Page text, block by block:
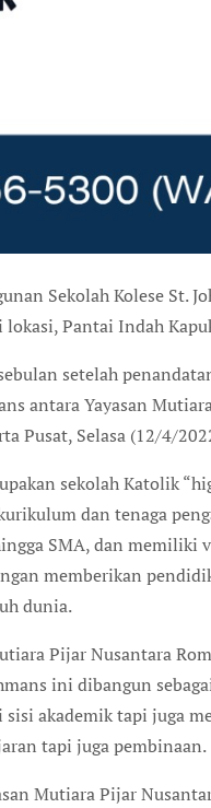
Sekolah Kolese St.
Pantai Indah
setelah
antara Yayasan
Pusat, Selasa (12/4/
sekolah Katolik
dan tenaga
SMA, dan
memberikan
dunia.
Pijar Nusantara
ini dibangun
sisi akademik tapi juga
tapi juga pembinaan.
Mutiara Pijar